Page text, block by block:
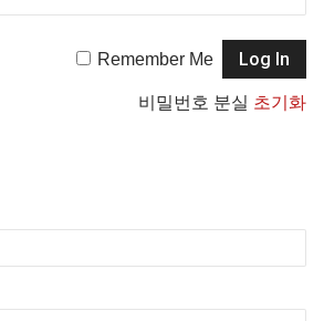
Remember Me
비밀번호 분실 초기화